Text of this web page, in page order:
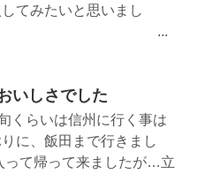
てみたいと思いまし
...
いしさでした
くらいは信州に行く事は
に、飯田まで行きまし
って帰って来ましたが…立